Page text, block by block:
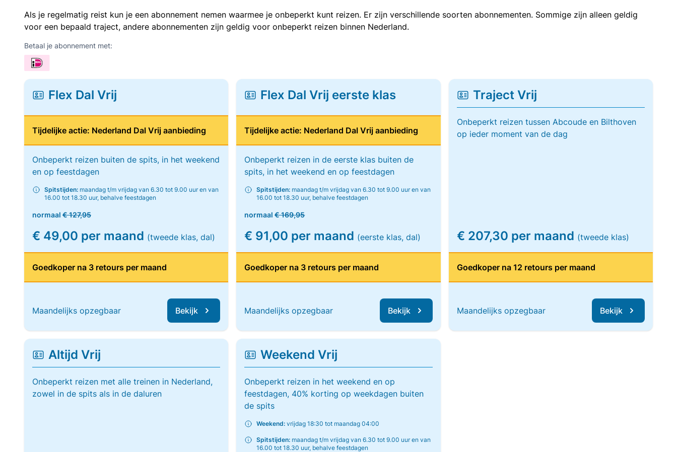
Als je regelmatig reist kun je een abonnement nemen waarmee je onbeperkt kunt reizen. Er zijn verschillende soorten abonnementen. Sommige zijn alleen geldig
voor een bepaald traject, andere abonnementen zijn geldig voor onbeperkt reizen binnen Nederland.
Betaal je abonnement met:
Flex Dal Vrij
Tijdelijke actie: Nederland Dal Vrij aanbieding
Onbeperkt reizen buiten de spits, in het weekend
en op feestdagen
Spitstijden: maandag t/m vrijdag van 6.30 tot 9.00 uur en van
16.00 tot 18.30 uur, behalve feestdagen
normaal € 127,95
€ 49,00 per maand (tweede klas, dal)
Goedkoper na 3 retours per maand
Maandelijks opzegbaar Bekijk
Flex Dal Vrij eerste klas
Tijdelijke actie: Nederland Dal Vrij aanbieding
Onbeperkt reizen in de eerste klas buiten de
spits, in het weekend en op feestdagen
Spitstijden: maandag t/m vrijdag van 6.30 tot 9.00 uur en van
16.00 tot 18.30 uur, behalve feestdagen
normaal€ 169,95
€ 91,00 per maand (eerste klas, dal)
Goedkoper na 3 retours per maand
Maandelijks opzegbaar Bekijk
Traject Vrij
Onbeperkt reizen tussen Abcoude en Bilthoven
op ieder moment van de dag
€ 207,30 per maand (tweede klas)
Goedkoper na 12 retours per maand
Maandelijks opzegbaar Bekijk
Altijd Vrij
Onbeperkt reizen met alle treinen in Nederland,
zowel in de spits als in de daluren
Weekend Vrij
Onbeperkt reizen in het weekend en op
feestdagen, 40% korting op weekdagen buiten
de spits
Weekend: vrijdag 18:30 tot maandag 04:00
Spitstijden: maandag t/m vrijdag van 6.30 tot 9.00 uur en van
16.00 tot 18.30 uur, behalve feestdagen